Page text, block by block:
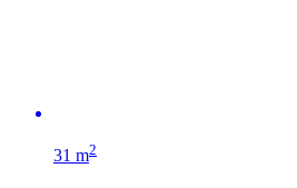
31 m2